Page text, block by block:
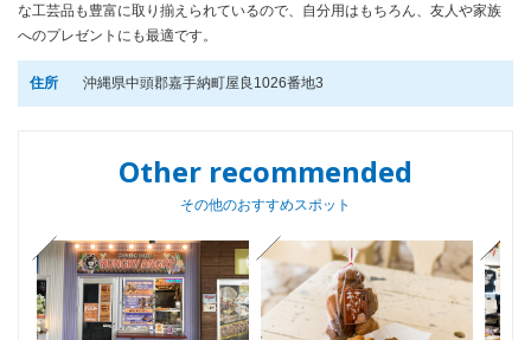
な工芸品も豊富に取り揃えられているので、自分用はもちろん、友人や家族
へのプレゼントにも最適です。
住所 沖縄県中頭郡嘉手納町屋良1026番地3
Other recommended
その他のおすすめスポット